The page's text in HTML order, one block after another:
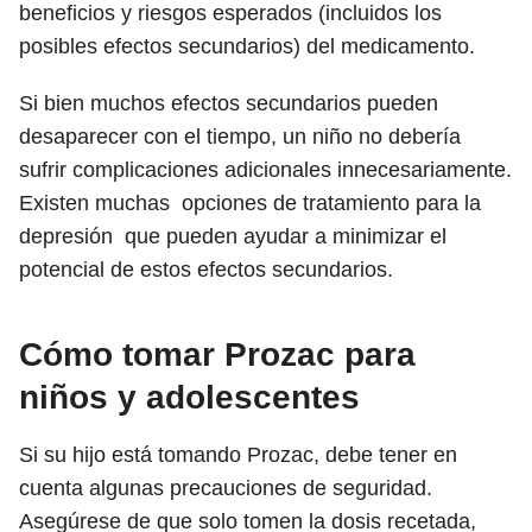
beneficios y riesgos esperados (incluidos los
posibles efectos secundarios) del medicamento.
Si bien muchos efectos secundarios pueden
desaparecer con el tiempo, un niño no debería
sufrir complicaciones adicionales innecesariamente.
Existen muchas opciones de tratamiento para la
depresión que pueden ayudar a minimizar el
potencial de estos efectos secundarios.
Cómo tomar Prozac para
niños y adolescentes
Si su hijo está tomando Prozac, debe tener en
cuenta algunas precauciones de seguridad.
Asegúrese de que solo tomen la dosis recetada,